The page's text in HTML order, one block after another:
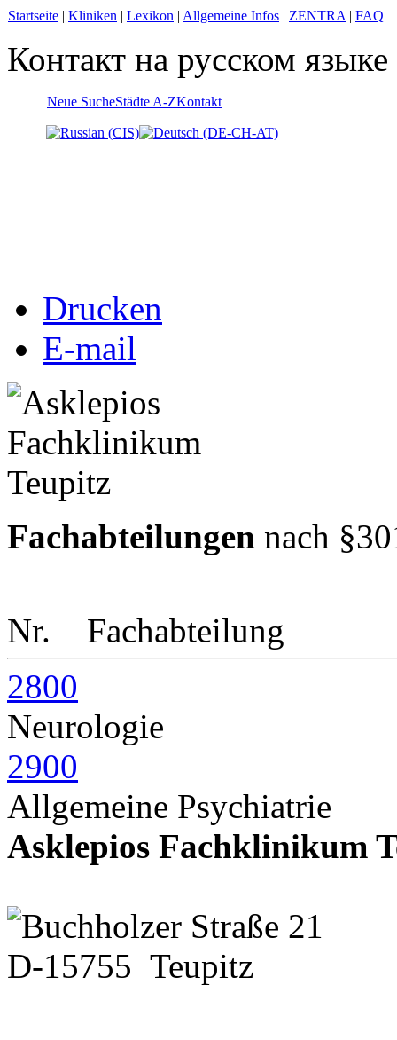
Startseite | Kliniken | Lexikon | Allgemeine Infos | ZENTRA | FAQ
Контакт на русском
Neue SucheStädte A-ZKontakt
Drucken
E-mail
Fachabteilungen nach
Nr.
Fachabteilung
2800
Neurologie
2900
Allgemeine Psychiatrie
Asklepios Fachklinikum
Buchholzer Straße 21
D-15755 Teupitz